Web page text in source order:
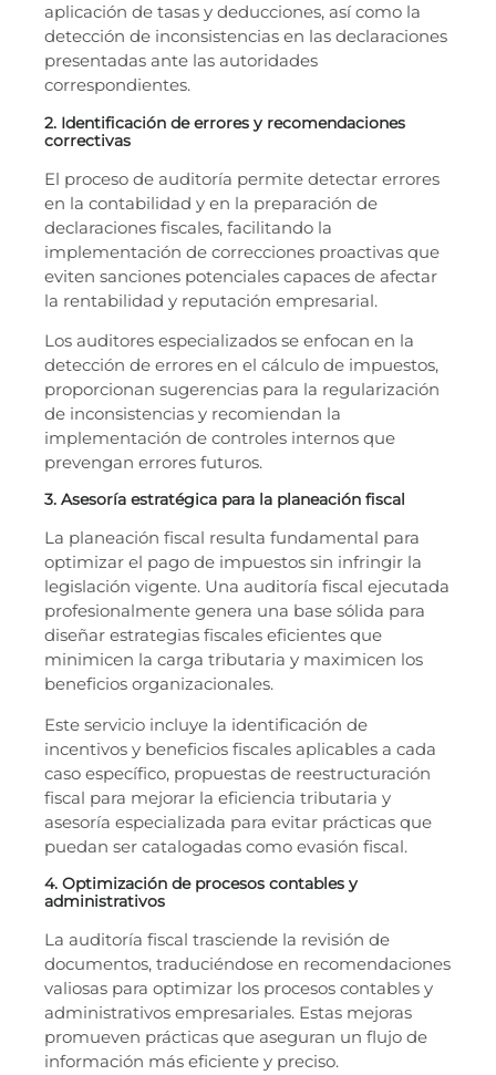
aplicación de tasas y deducciones, así como la
detección de inconsistencias en las declaraciones
presentadas ante las autoridades
correspondientes.
2. Identificación de errores y recomendaciones
correctivas
El proceso de auditoría permite detectar errores
en la contabilidad y en la preparación de
declaraciones fiscales, facilitando la
implementación de correcciones proactivas que
eviten sanciones potenciales capaces de afectar
la rentabilidad y reputación empresarial.
Los auditores especializados se enfocan en la
detección de errores en el cálculo de impuestos,
proporcionan sugerencias para la regularización
de inconsistencias y recomiendan la
implementación de controles internos que
prevengan errores futuros.
3. Asesoría estratégica para la planeación fiscal
La planeación fiscal resulta fundamental para
optimizar el pago de impuestos sin infringir la
legislación vigente. Una auditoría fiscal ejecutada
profesionalmente genera una base sólida para
diseñar estrategias fiscales eficientes que
minimicen la carga tributaria y maximicen los
beneficios organizacionales.
Este servicio incluye la identificación de
incentivos y beneficios fiscales aplicables a cada
caso específico, propuestas de reestructuración
fiscal para mejorar la eficiencia tributaria y
asesoría especializada para evitar prácticas que
puedan ser catalogadas como evasión fiscal.
4. Optimización de procesos contables y
administrativos
La auditoría fiscal trasciende la revisión de
documentos, traduciéndose en recomendaciones
valiosas para optimizar los procesos contables y
administrativos empresariales. Estas mejoras
promueven prácticas que aseguran un flujo de
información más eficiente y preciso.